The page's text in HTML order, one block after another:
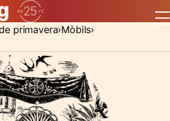
primavera Mòbils